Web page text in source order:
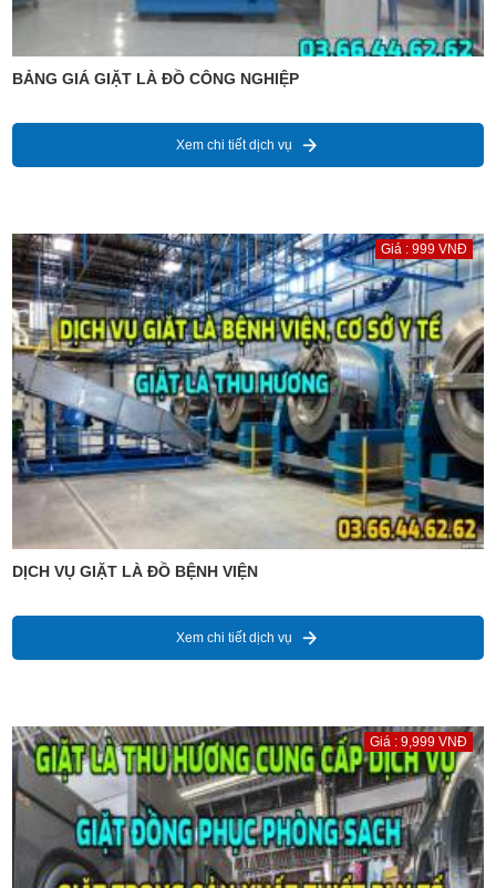
BẢNG GIÁ GIẶT LÀ ĐỒ CÔNG NGHIỆP
Xem chi tiết dịch vụ
Giá : 999 VNĐ
DỊCH VỤ GIẶT LÀ ĐỒ BỆNH VIỆN
Xem chi tiết dịch vụ
Giá : 9,999 VNĐ